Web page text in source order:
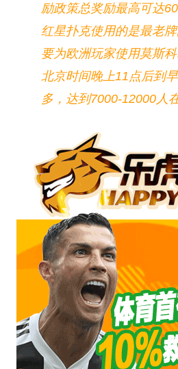
励政策总奖励最高可达
红星扑克使用的是最老
要为欧洲玩家使用莫斯科
北京时间晚上11点后到
多，达到7000-12000人